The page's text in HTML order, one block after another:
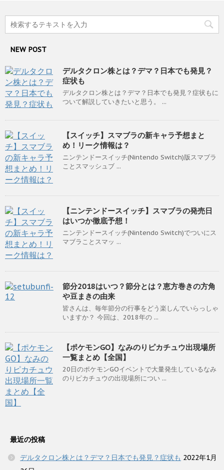
NEW POST
デルタクロン株とは？デマ？日本でも発見？
症状も
デルタクロン株とは？デマ？日本でも発見？症状もに
ついて解説していきたいと思う。 ...
【スイッチ】スマブラの新キャラ予想まと
め！リーク情報は？
ニンテンドースイッチ(Nintendo Switch)版スマブラ
ことスマッシュブ ...
【ニンテンドースイッチ】スマブラの発売日
はいつか徹底予想！
ニンテンドースイッチ(Nintendo Switch)でついにス
マブラことスマッ ...
節分2018はいつ？節分とは？恵方巻きの方角
や豆まきの由来
皆さんは、毎年節分の行事をどう楽しんでいらっしゃ
いますか？ 今回は、2018年の ...
【ポケモンGO】なみのりピカチュウ出現場所
一覧まとめ【全国】
20日のポケモンGOイベントで大量発生しているなみ
のりピカチュウの出現場所につい ...
最近の投稿
デルタクロン株とは？デマ？日本でも発見？症状も 2022年1月